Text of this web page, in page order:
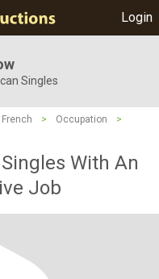
Login
Singles
French > Occupation
>
With An
Job